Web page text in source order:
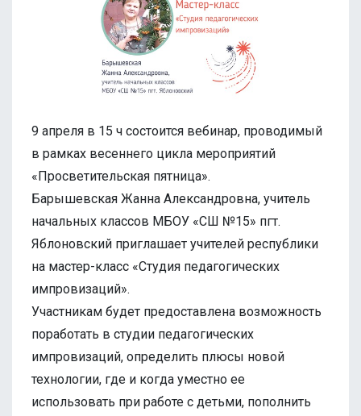
9 апреля в 15 ч состоится вебинар, проводимый
в рамках весеннего цикла мероприятий
«Просветительская пятница».
Барышевская Жанна Александровна, учитель
начальных классов МБОУ «СШ №15» пгт.
Яблоновский приглашает учителей республики
на мастер-класс «Студия педагогических
импровизаций».
Участникам будет предоставлена возможность
поработать в студии педагогических
импровизаций, определить плюсы новой
технологии, где и когда уместно ее
использовать при работе с детьми, пополнить